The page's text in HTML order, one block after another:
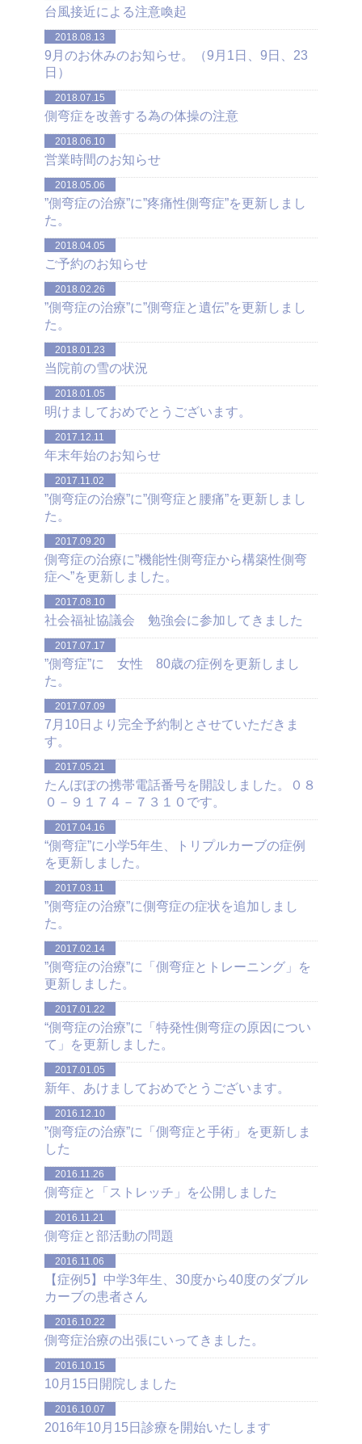
台風接近による注意喚起
2018.08.13
9月のお休みのお知らせ。（9月1日、9日、23
日）
2018.07.15
側弯症を改善する為の体操の注意
2018.06.10
営業時間のお知らせ
2018.05.06
”側弯症の治療”に”疼痛性側弯症”を更新しまし
た。
2018.04.05
ご予約のお知らせ
2018.02.26
”側弯症の治療”に”側弯症と遺伝”を更新しまし
た。
2018.01.23
当院前の雪の状況
2018.01.05
明けましておめでとうございます。
2017.12.11
年末年始のお知らせ
2017.11.02
”側弯症の治療”に”側弯症と腰痛”を更新しまし
た。
2017.09.20
側弯症の治療に”機能性側弯症から構築性側弯
症へ”を更新しました。
2017.08.10
社会福祉協議会 勉強会に参加してきました
2017.07.17
”側弯症”に 女性 80歳の症例を更新しまし
た。
2017.07.09
7月10日より完全予約制とさせていただきま
す。
2017.05.21
たんぽぽの携帯電話番号を開設しました。０８
０－９１７４－７３１０です。
2017.04.16
“側弯症”に小学5年生、トリプルカーブの症例
を更新しました。
2017.03.11
”側弯症の治療”に側弯症の症状を追加しまし
た。
2017.02.14
”側弯症の治療”に「側弯症とトレーニング」を
更新しました。
2017.01.22
“側弯症の治療”に「特発性側弯症の原因につい
て」を更新しました。
2017.01.05
新年、あけましておめでとうございます。
2016.12.10
”側弯症の治療”に「側弯症と手術」を更新しま
した
2016.11.26
側弯症と「ストレッチ」を公開しました
2016.11.21
側弯症と部活動の問題
2016.11.06
【症例5】中学3年生、30度から40度のダブル
カーブの患者さん
2016.10.22
側弯症治療の出張にいってきました。
2016.10.15
10月15日開院しました
2016.10.07
2016年10月15日診療を開始いたします